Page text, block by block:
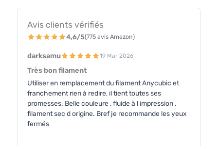
Avis clients vérifiés
4,6/5(775 avis Amazon)
darksamu 19 Mar 2026
Très bon filament
Utiliser en remplacement du filament Anycubic et
franchement rien à redire, il tient toutes ses
promesses. Belle couleure , fluide à l impression ,
filament sec d origine. Bref je recommande les yeux
fermés